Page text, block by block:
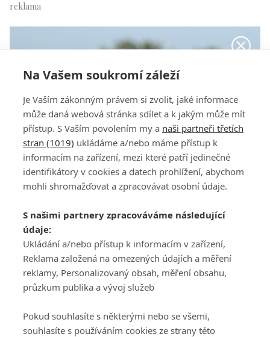
Na Vašem soukromí záleží
Je Vaším zákonným právem si zvolit, jaké informace
může daná webová stránka sdílet a k jakým může mít
přístup. S Vaším povolením my a naši partneři třetích
stran (1019) ukládáme a/nebo máme přístup k
informacím na zařízení, mezi které patří jedinečné
identifikátory v cookies a datech prohlížení, abychom
mohli shromažďovat a zpracovávat osobní údaje.
S našimi partnery zpracováváme následující
údaje:
Ukládání a/nebo přístup k informacím v zařízení,
Reklama založená na omezených údajích a měření
reklamy, Personalizovaný obsah, měření obsahu,
průzkum publika a vývoj služeb
Pokud souhlasíte s některými nebo se všemi,
souhlasíte s používáním cookies ze strany této
Tiger Woods během 1. kola The Players 2018.